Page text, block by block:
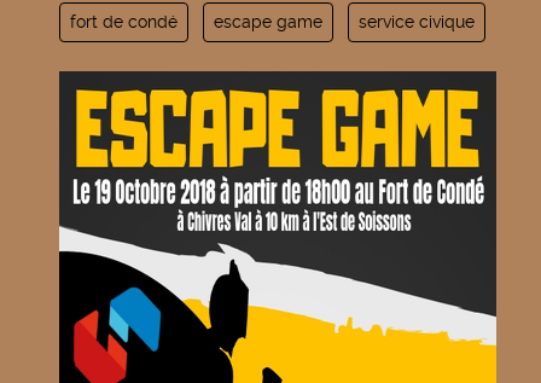
fort de condé escape game service civique